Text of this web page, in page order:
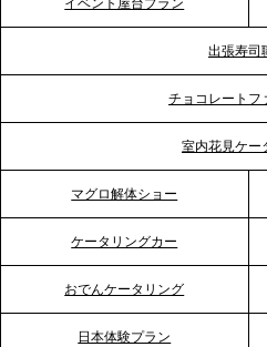
2026.5.12
プレスリリースのご案内｜
2026.4.21
プレスリリースのご案内｜
イッチに。新入社員研修で
イベント屋台プラン
出張寿司
チョコレートフ
室内花見ケー
マグロ解体ショー
ケータリングカー
おでんケータリング
日本体験プラン